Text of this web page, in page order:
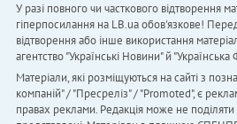
У разі повного чи часткового відтворення
гіперпосилання на LB.ua обов'язкове!
відтворення або інше використання
агентство "Українськi Новини" й
Матеріали, які розміщуються на сайті з
компаній" / "Пресреліз" / "Promoted", є
правах реклами. Редакція може не поділяти